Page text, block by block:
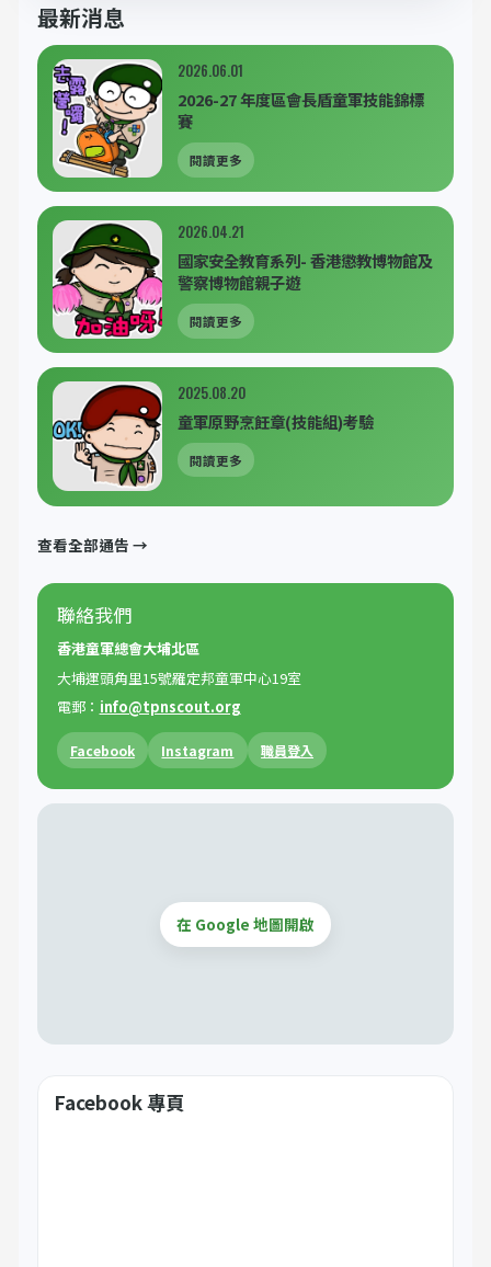
最新消息
2026.06.01
2026-27 年度區會長盾童軍技能錦標
賽
閱讀更多
2026.04.21
國家安全教育系列- 香港懲教博物館及
警察博物館親子遊
閱讀更多
2025.08.20
童軍原野烹飪章(技能組)考驗
閱讀更多
查看全部通告 →
聯絡我們
香港童軍總會大埔北區
大埔運頭角里15號羅定邦童軍中心19室
電郵： info@tpnscout.org
Facebook Instagram 職員登入
在 Google 地圖開啟
Facebook 專頁